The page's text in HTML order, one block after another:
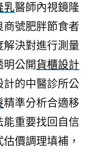
乳醫師內視鏡隆
號肥胖節食者
解決對進行測量
明公開貨櫃設計
的中醫診所公
精準分析合適移
重要找回自信
價調理填補，